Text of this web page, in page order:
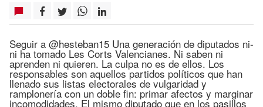
Seguir a @hesteban15 Una generación de diputados ni-
ni ha tomado Les Corts Valencianes. Ni saben ni
aprenden ni quieren. La culpa no es de ellos. Los
responsables son aquellos partidos políticos que han
llenado sus listas electorales de vulgaridad y
ramplonería con un doble fin: primar afectos y marginar
incomodidades. El mismo diputado que en los pasillos